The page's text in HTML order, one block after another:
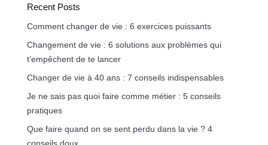
Recent Posts
Comment changer de vie : 6 exercices puissants
Changement de vie : 6 solutions aux problèmes qui
t’empêchent de te lancer
Changer de vie à 40 ans : 7 conseils indispensables
Je ne sais pas quoi faire comme métier : 5 conseils
pratiques
Que faire quand on se sent perdu dans la vie ? 4